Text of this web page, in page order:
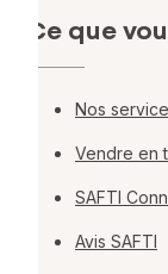
Ce que
Nos
Vendre en
SAFTI
Avis SAFTI